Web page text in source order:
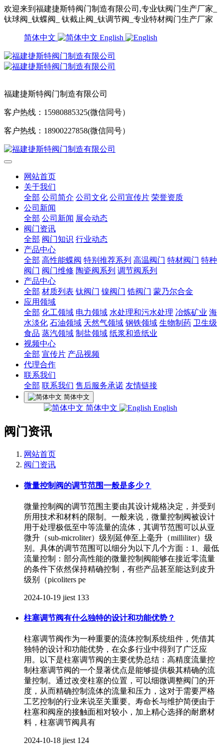
欢迎来到福建捷斯特阀门制造有限公司,专业钛阀门生产厂家_
钛球阀_钛蝶阀_ 钛截止阀_钛调节阀_专业特材阀门生产厂家
简体中文 English
福建捷斯特阀门制造有限公司
客户热线：15980885325(微信同号）
客户热线：18900227858(微信同号）
网站首页
关于我们
全部 公司简介 公司文化 公司宣传片 荣誉资质
公司新闻
全部 公司新闻 展会动态
阀门资讯
全部 阀门知识 行业动态
产品中心
全部 高性能蝶阀 特别推荐系列 高温阀门 特材阀门 特种
阀门 阀门维修 陶瓷阀系列 调节阀系列
产品中心
全部 材质列表 钛阀门 镍阀门 锆阀门 蒙乃尔合金
应用领域
全部 化工领域 电力领域 水处理和污水处理 冶炼矿业 海
水淡化 石油领域 天然气领域 钢铁领域 生物制药 卫生级
食品 蒸汽领域 制盐领域 纸浆和造纸业
视频中心
全部 宣传片 产品视频
代理合作
联系我们
全部 联系我们 售后服务承诺 友情链接
简体中文
简体中文 English
阀门资讯
网站首页
阀门资讯
微量控制阀的调节范围一般是多少？
微量控制阀的调节范围主要由其设计规格决定，并受到
所用技术和材料的限制。一般来说，微量控制阀被设计
用于处理极低至中等流量的流体，其调节范围可以从亚
微升（sub-microliter）级别延伸至上毫升（milliliter）级
别。具体的调节范围可以细分为以下几个方面：1、最低
流量控制：部分高性能的微量控制阀能够在接近零流量
的条件下依然保持精确控制，有些产品甚至能达到皮升
级别（picoliters pe
2024-10-19 jiest 133
柱塞调节阀有什么独特的设计和功能优势？
柱塞调节阀作为一种重要的流体控制系统组件，凭借其
独特的设计和功能优势，在众多行业中得到了广泛应
用。以下是柱塞调节阀的主要优势总结：高精度流量控
制柱塞调节阀的一个显著优点是能够提供极其精确的流
量控制。通过改变柱塞的位置，可以细微调整阀门的开
度，从而精确控制流体的流量和压力，这对于需要严格
工艺控制的行业来说至关重要。寿命长与维护简便由于
柱塞和阀座的接触面相对较小，加上精心选择的耐磨材
料，柱塞调节阀具有
2024-10-18 jiest 124